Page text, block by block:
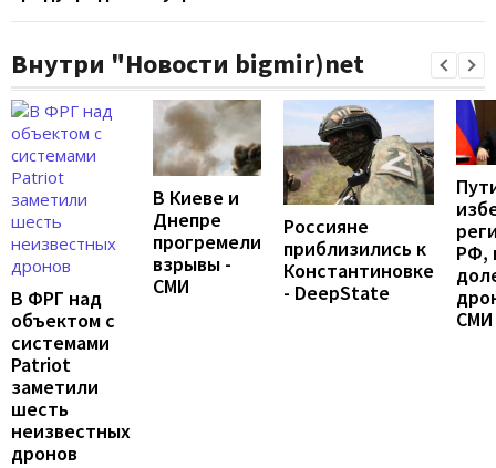
Внутри "Новости bigmir)net
В ФРГ над
объектом с
системами
Patriot
заметили
шесть
неизвестных
дронов
В Киеве и
Днепре
прогремели
взрывы -
СМИ
Россияне
приблизились к
Константиновке
- DeepState
РФ,
СМИ